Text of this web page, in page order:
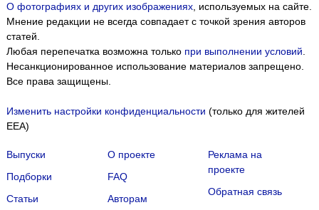
О фотографиях и других изображениях, используемых на сайте.
Мнение редакции не всегда совпадает с точкой зрения авторов
статей.
Любая перепечатка возможна только при выполнении условий
Несанкционированное использование материалов запрещено.
Все права защищены.
Изменить настройки конфиденциальности (только для жителей
EEA)
Выпуски
Подборки
Статьи
О проекте
FAQ
Авторам
Реклама на
проекте
Обратная связь